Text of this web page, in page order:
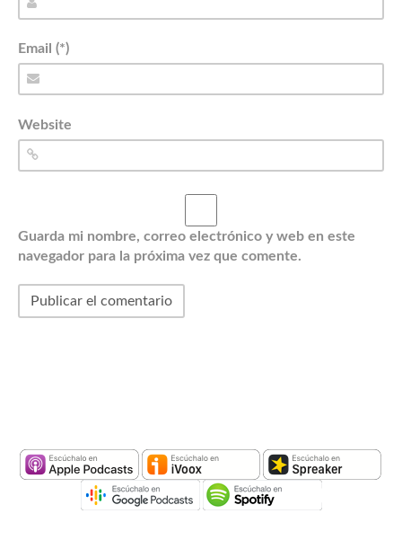
Email (*)
Website
Guarda mi nombre, correo electrónico y web en este
navegador para la próxima vez que comente.